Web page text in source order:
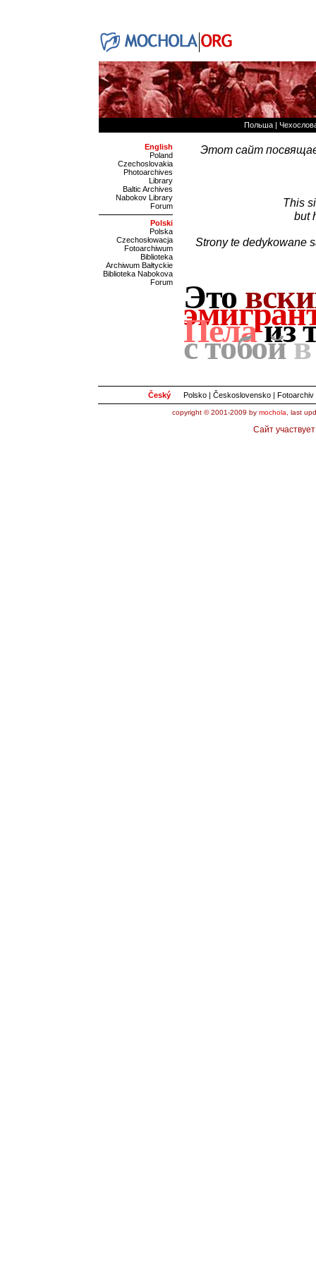
Польша |
English
Poland
Czechoslovakia
Photoarchives
Library
Baltic Archives
Nabokov Library
Forum
Polski
Polska
Czechosłowacja
Fotoarchiwum
Biblioteka
Archiwum Bałtyckie
Biblioteka Nabokova
Forum
Этот сайт
This
but
Strony te dedykowane
Это
Пелаиз
с тобойв
Český Polsko | Československo | Fotoarchiv
copyright © 2001-2009 by mochola , last
Сайт